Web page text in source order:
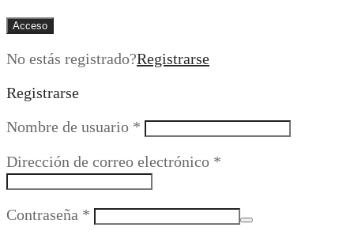
Acceso
No estás registrado?Registrarse
Registrarse
Nombre de usuario * Obligatorio
Dirección de correo electrónico *
Contraseña * Obligatorio